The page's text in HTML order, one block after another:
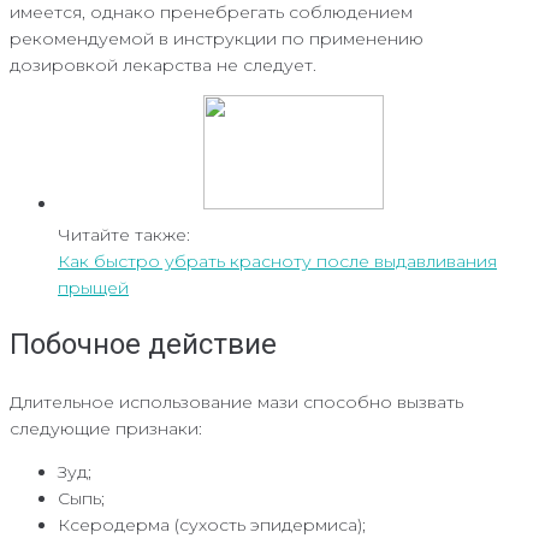
имеется, однако пренебрегать соблюдением
рекомендуемой в инструкции по применению
дозировкой лекарства не следует.
Читайте также:
Как быстро убрать красноту после выдавливания
прыщей
Побочное действие
Длительное использование мази способно вызвать
следующие признаки:
Зуд;
Сыпь;
Ксеродерма (сухость эпидермиса);